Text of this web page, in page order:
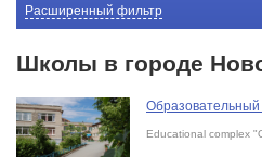
Расширенный фильтр
Школы в городе
Educational complex